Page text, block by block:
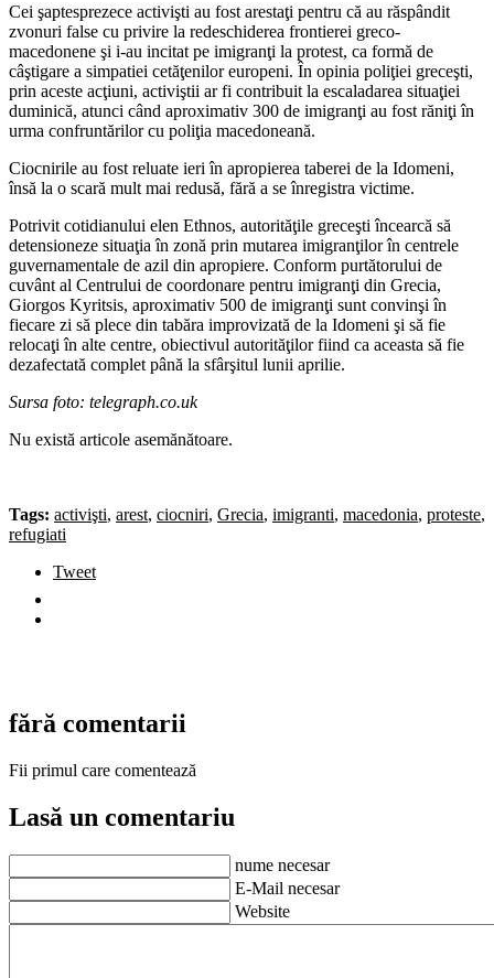
Cei şaptesprezece activişti au fost arestaţi pentru că au răspândit
zvonuri false cu privire la redeschiderea frontierei greco-
macedonene şi i-au incitat pe imigranţi la protest, ca formă de
câştigare a simpatiei cetăţenilor europeni. În opinia poliţiei greceşti,
prin aceste acţiuni, activiştii ar fi contribuit la escaladarea situaţiei
duminică, atunci când aproximativ 300 de imigranţi au fost răniţi în
urma confruntărilor cu poliţia macedoneană.
Ciocnirile au fost reluate ieri în apropierea taberei de la Idomeni,
însă la o scară mult mai redusă, fără a se înregistra victime.
Potrivit cotidianului elen Ethnos, autorităţile greceşti încearcă să
detensioneze situaţia în zonă prin mutarea imigranţilor în centrele
guvernamentale de azil din apropiere. Conform purtătorului de
cuvânt al Centrului de coordonare pentru imigranţi din Grecia,
Giorgos Kyritsis, aproximativ 500 de imigranţi sunt convinşi în
fiecare zi să plece din tabăra improvizată de la Idomeni şi să fie
relocaţi în alte centre, obiectivul autorităţilor fiind ca aceasta să fie
dezafectată complet până la sfârşitul lunii aprilie.
Sursa foto: telegraph.co.uk
Nu există articole asemănătoare.
Tags: activişti, arest, ciocniri, Grecia, imigranti, macedonia, proteste,
refugiati
Tweet
fără comentarii
Fii primul care comentează
Lasă un comentariu
nume necesar
E-Mail necesar
Website